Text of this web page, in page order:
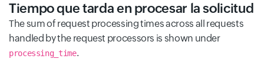
Tiempo que tarda en procesar la solicitud
The sum of request processing times across all requests
handled by the request processors is shown under
processing_time.